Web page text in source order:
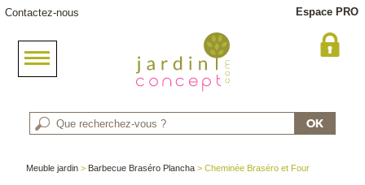
Contactez-nous Espace PRO
Meuble jardin > Barbecue Braséro Plancha > Cheminée Braséro et Four